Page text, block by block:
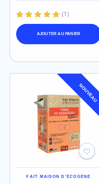
(1)
AJOUTER AU PANIER
NOUVEAU
FAIT MAISON D'ECOGENE